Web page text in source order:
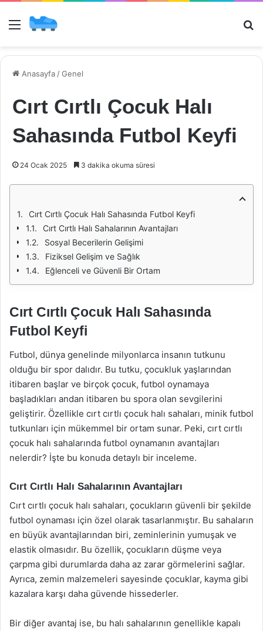
Menü
Anasayfa /Genel
Cırt Cırtlı Çocuk Halı
Sahasında Futbol Keyfi
24 Ocak 2025 3 dakika okuma süresi
Cırt Cırtlı Çocuk Halı Sahasında Futbol Keyfi
Cırt Cırtlı Halı Sahalarının Avantajları
Sosyal Becerilerin Gelişimi
Fiziksel Gelişim ve Sağlık
Eğlenceli ve Güvenli Bir Ortam
Cırt Cırtlı Çocuk Halı Sahasında
Futbol Keyfi
Futbol, dünya genelinde milyonlarca insanın tutkunu
olduğu bir spor dalıdır. Bu tutku, çocukluk yaşlarından
itibaren başlar ve birçok çocuk, futbol oynamaya
başladıkları andan itibaren bu spora olan sevgilerini
geliştirir. Özellikle cırt cırtlı çocuk halı sahaları, minik futbol
tutkunları için mükemmel bir ortam sunar. Peki, cırt cırtlı
çocuk halı sahalarında futbol oynamanın avantajları
nelerdir? İşte bu konuda detaylı bir inceleme.
Cırt Cırtlı Halı Sahalarının Avantajları
Cırt cırtlı çocuk halı sahaları, çocukların güvenli bir şekilde
futbol oynaması için özel olarak tasarlanmıştır. Bu sahaların
en büyük avantajlarından biri, zeminlerinin yumuşak ve
elastik olmasıdır. Bu özellik, çocukların düşme veya
çarpma gibi durumlarda daha az zarar görmelerini sağlar.
Ayrıca, zemin malzemeleri sayesinde çocuklar, kayma gibi
kazalara karşı daha güvende hissederler.
Bir diğer avantaj ise, bu halı sahalarının genellikle kapalı